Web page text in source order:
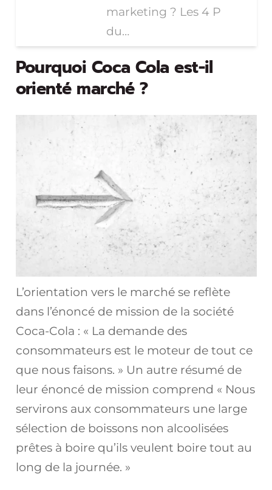
marketing ? Les 4 P
du…
Pourquoi Coca Cola est-il
orienté marché ?
L’orientation vers le marché se reflète
dans l’énoncé de mission de la société
Coca-Cola : « La demande des
consommateurs est le moteur de tout ce
que nous faisons. » Un autre résumé de
leur énoncé de mission comprend « Nous
servirons aux consommateurs une large
sélection de boissons non alcoolisées
prêtes à boire qu’ils veulent boire tout au
long de la journée. »